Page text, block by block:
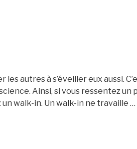
autres à s’éveiller eux aussi.
Ainsi, si vous ressentez un
un walk-in. Un walk-in ne travaille …